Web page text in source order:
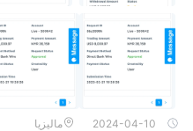
2024-04-10 ماليزيا